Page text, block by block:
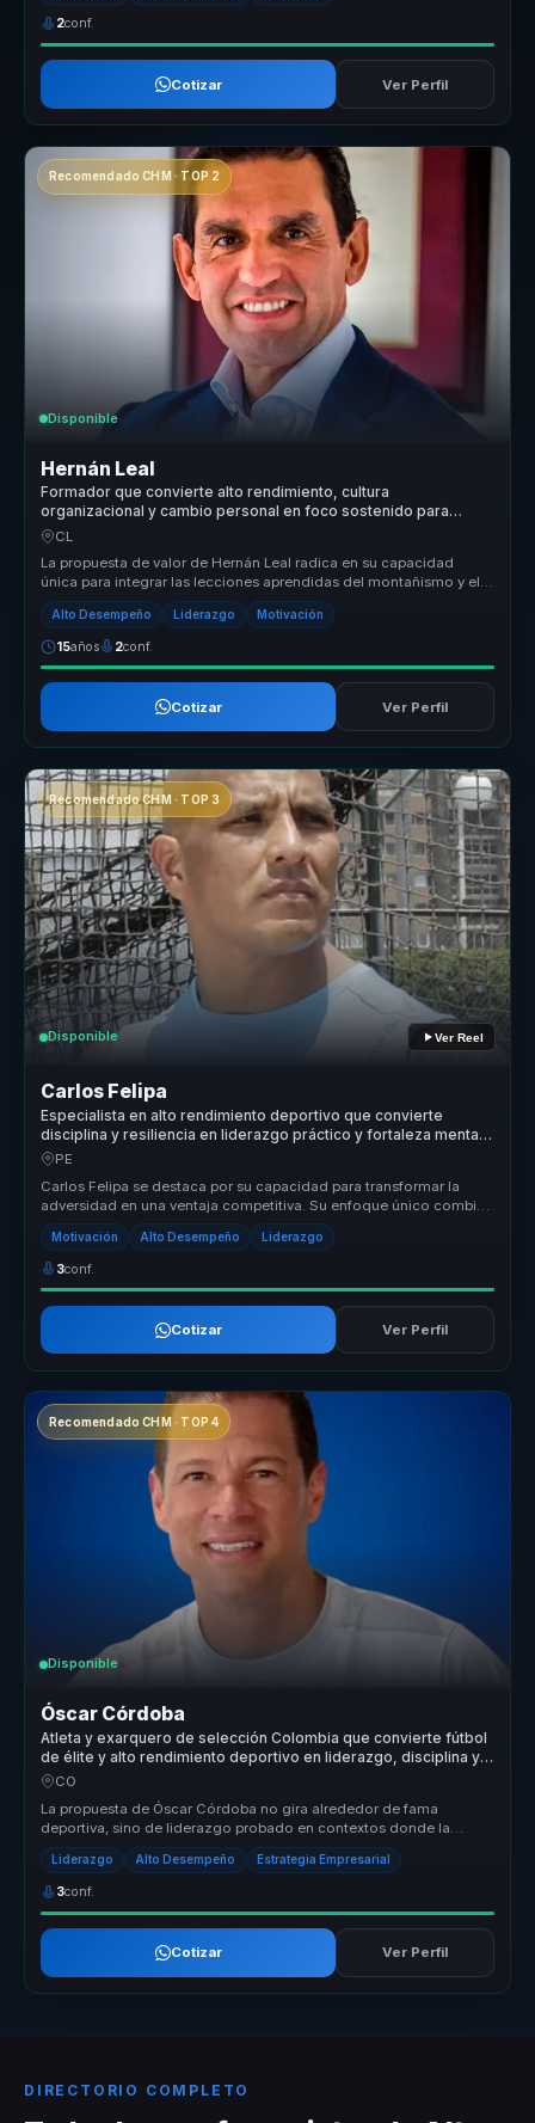
2conf.
Cotizar Ver Perfil
Recomendado CHM · TOP 2
Disponible
Hernán Leal
Formador que convierte alto rendimiento, cultura
organizacional y cambio personal en foco sostenido para
lideres y equipos.
CL
La propuesta de valor de Hernán Leal radica en su capacidad
única para integrar las lecciones aprendidas del montañismo y el
liderazgo em...
Alto Desempeño Liderazgo Motivación
15años 2conf.
Cotizar Ver Perfil
Recomendado CHM · TOP 3
Disponible Ver Reel
Carlos Felipa
Especialista en alto rendimiento deportivo que convierte
disciplina y resiliencia en liderazgo práctico y fortaleza mental
para equipos.
PE
Carlos Felipa se destaca por su capacidad para transformar la
adversidad en una ventaja competitiva. Su enfoque único combina
la discipli...
Motivación Alto Desempeño Liderazgo
3conf.
Cotizar Ver Perfil
Recomendado CHM · TOP 4
Disponible
Óscar Córdoba
Atleta y exarquero de selección Colombia que convierte fútbol
de élite y alto rendimiento deportivo en liderazgo, disciplina y
fortaleza para equipos.
CO
La propuesta de Óscar Córdoba no gira alrededor de fama
deportiva, sino de liderazgo probado en contextos donde la
presión sí tiene conse...
Liderazgo Alto Desempeño Estrategia Empresarial
3conf.
Cotizar Ver Perfil
DIRECTORIO COMPLETO